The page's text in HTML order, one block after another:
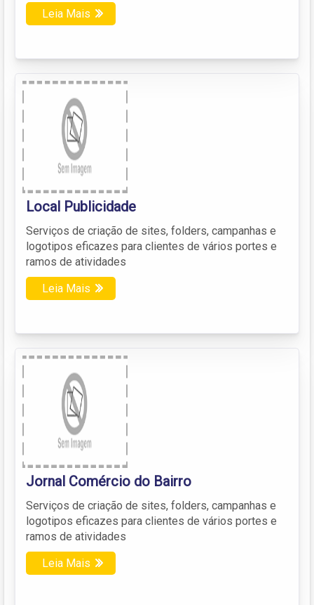
Leia Mais
Local Publicidade
Serviços de criação de sites, folders, campanhas e
logotipos eficazes para clientes de vários portes e
ramos de atividades
Leia Mais
Jornal Comércio do Bairro
Serviços de criação de sites, folders, campanhas e
logotipos eficazes para clientes de vários portes e
ramos de atividades
Leia Mais